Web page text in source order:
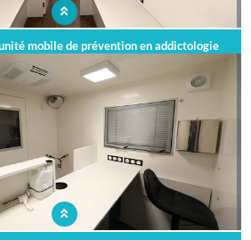
mobile de prévention en addictologie